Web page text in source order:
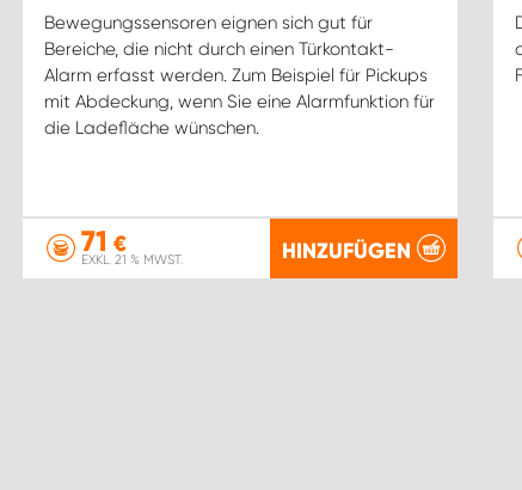
Bewegungssensoren eignen sich gut für
Bereiche, die nicht durch einen Türkontakt-
Alarm erfasst werden. Zum Beispiel für Pickups
mit Abdeckung, wenn Sie eine Alarmfunktion für
die Ladefläche wünschen.
71 €
EXKL. 21 % MWST. HINZUFÜGEN